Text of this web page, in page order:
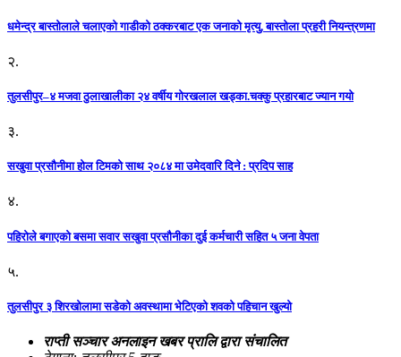
धमेन्द्र बास्तोलाले चलाएको गाडीको ठक्करबाट एक जनाको मृत्यु, बास्तोला प्रहरी नियन्त्रणमा
२.
तुलसीपुर–४ मजवा ठुलाखालीका २४ वर्षीय गोरखलाल खड्का.चक्कु प्रहारबाट ज्यान गयो
३.
सखुवा प्रसौनीमा होल टिमको साथ २०८४ मा उमेदवारि दिने : प्रदिप साह
४.
पहिराेले बगाएकाे बसमा सवार सखुवा प्रसाैनीका दुई कर्मचारी सहित ५ जना वेपता
५.
तुलसीपुर ३ शिरखोलामा सडेको अवस्थामा भेटिएको शवको पहिचान खुल्यो
राप्ती सञ्चार अनलाइन खबर प्रालि द्वारा संचालित